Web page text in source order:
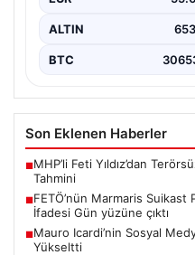
ALTIN
BTC
Son Eklenen Haberler
■MHP’li Feti Yıldız’dan
Tahmini
■FETÖ’nün Marmaris Suikast
İfadesi Gün yüzüne çıktı
■Mauro Icardi’nin Sosyal
Yükseltti